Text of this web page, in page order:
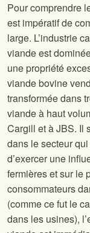
Pour comprendre
est impératif de
large. L’industrie
viande est
une propriété
viande bovine
transformée dans
viande à haut
Cargill et à JBS. Il
dans le secteur
d’exercer une
fermières et sur le
consommateurs
(comme ce fut le
dans les usines),